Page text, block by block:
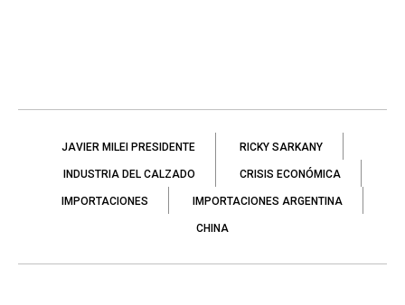
JAVIER MILEI PRESIDENTE RICKY SARKANY
INDUSTRIA DEL CALZADO CRISIS ECONÓMICA
IMPORTACIONES IMPORTACIONES ARGENTINA
CHINA